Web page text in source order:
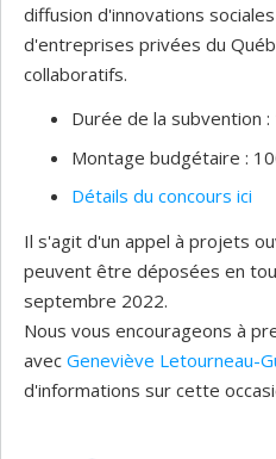
diffusion d'innovations
d'entreprises privées du
collaboratifs.
Durée de la subvention :
Montage budgétaire :
Détails du concours ici
Il s'agit d'un appel à projets
peuvent être déposées en
septembre 2022.
Nous vous encourageons à
avec Geneviève Letourneau-
d'informations sur cette